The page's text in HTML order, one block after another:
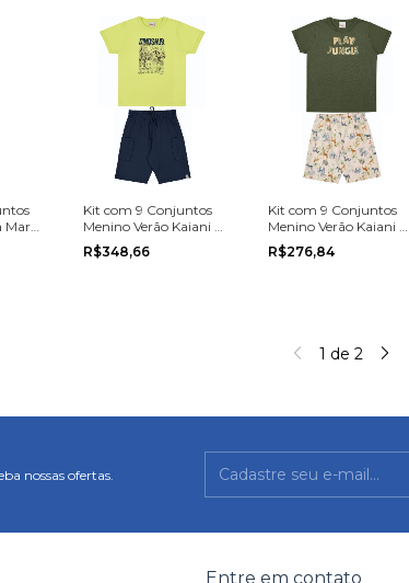
Kit com 9 Conjuntos
Menino Verão Kaiani do
Tamanho 4 ao 8
R$348,66
Kit com 9 Conjuntos
Menino Verão Kaiani do
Tamanho 1 ao 3
R$276,84
1 de 2
nossas ofertas.
Entre em contato